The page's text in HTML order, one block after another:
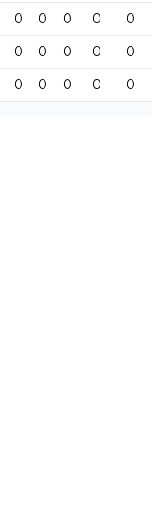
0 0 0 0 0
0 0 0 0 0
0 0 0 0 0